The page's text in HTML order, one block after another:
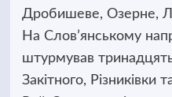
Дробишеве, Озерне,
На Слов’янському
штурмував
Закітного, Різниківки